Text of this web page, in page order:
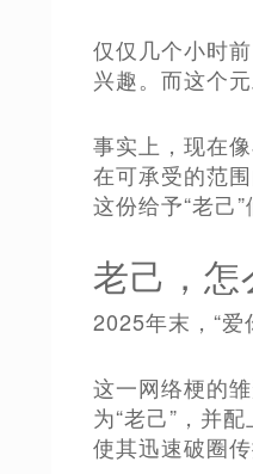
仅仅几个小时
兴趣。而这个
事实上，现在
在可承受的范
这份给予“老己
老己，怎
2025年末，“爱
这一网络梗的
为“老己”，并
使其迅速破圈传